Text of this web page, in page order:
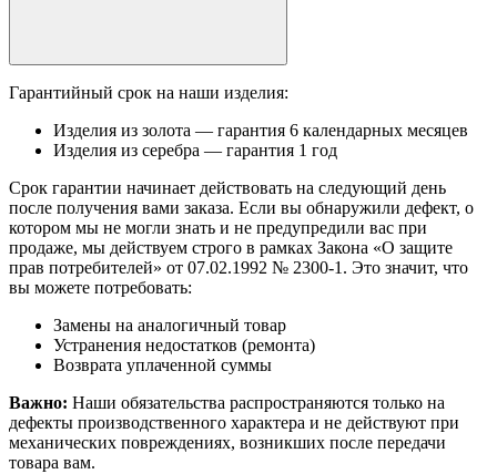
Гарантийный срок на наши изделия:
Изделия из золота — гарантия 6 календарных месяцев
Изделия из серебра — гарантия 1 год
Срок гарантии начинает действовать на следующий день
после получения вами заказа. Если вы обнаружили дефект, о
котором мы не могли знать и не предупредили вас при
продаже, мы действуем строго в рамках Закона «О защите
прав потребителей» от 07.02.1992 № 2300-1. Это значит, что
вы можете потребовать:
Замены на аналогичный товар
Устранения недостатков (ремонта)
Возврата уплаченной суммы
Важно: Наши обязательства распространяются только на
дефекты производственного характера и не действуют при
механических повреждениях, возникших после передачи
товара вам.